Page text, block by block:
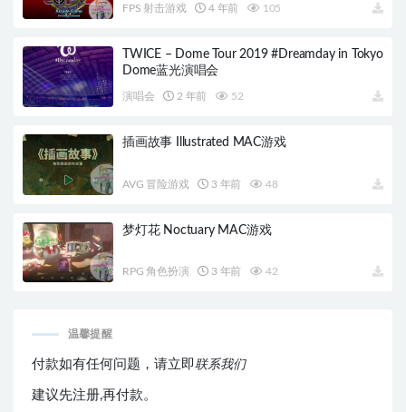
FPS 射击游戏 4 年前 105
TWICE – Dome Tour 2019 #Dreamday in Tokyo
Dome蓝光演唱会
演唱会 2 年前 52
插画故事 Illustrated MAC游戏
AVG 冒险游戏 3 年前 48
梦灯花 Noctuary MAC游戏
RPG 角色扮演 3 年前 42
温馨提醒
付款如有任何问题，请立即联系我们
建议先注册,再付款。